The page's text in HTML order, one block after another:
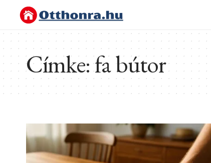
Címke:fa bútor